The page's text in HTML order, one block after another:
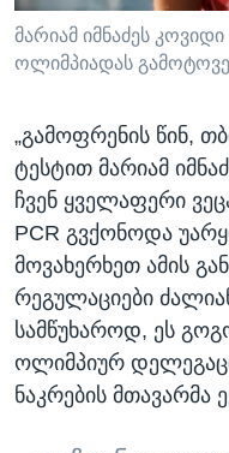
მარიამ იმნაძეს
ოლიმპიადას
„გამოფრენის წინ,
ტესტით მარიამ
ჩვენ ყველაფერი
PCR გვქონოდა
მოვახერხეთ ამის
რეგულაციები
სამწუხაროდ, ეს
ოლიმპიურ
ნაკრების მთავარმა